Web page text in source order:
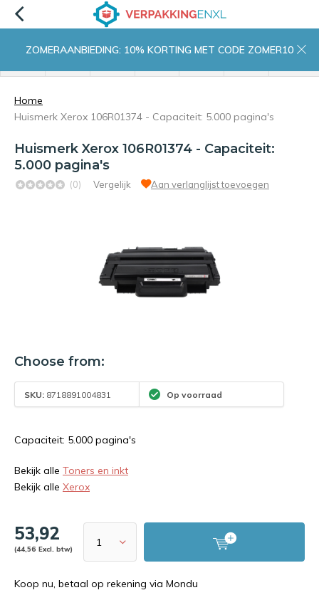
ZOMERAANBIEDING: 10% KORTING MET CODE ZOMER10
Home
Huismerk Xerox 106R01374 - Capaciteit: 5.000 pagina's
Huismerk Xerox 106R01374 - Capaciteit:
5.000 pagina's
(0) Vergelijk Aan verlanglijst toevoegen
Choose from:
SKU: 8718891004831 Op voorraad
Capaciteit: 5.000 pagina's
Bekijk alle Toners en inkt
Bekijk alle Xerox
53,92
(44,56 Excl. btw)
Koop nu, betaal op rekening via Mondu